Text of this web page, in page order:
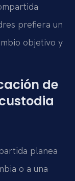
prefiera un
objetivo y
de
planea
o a una